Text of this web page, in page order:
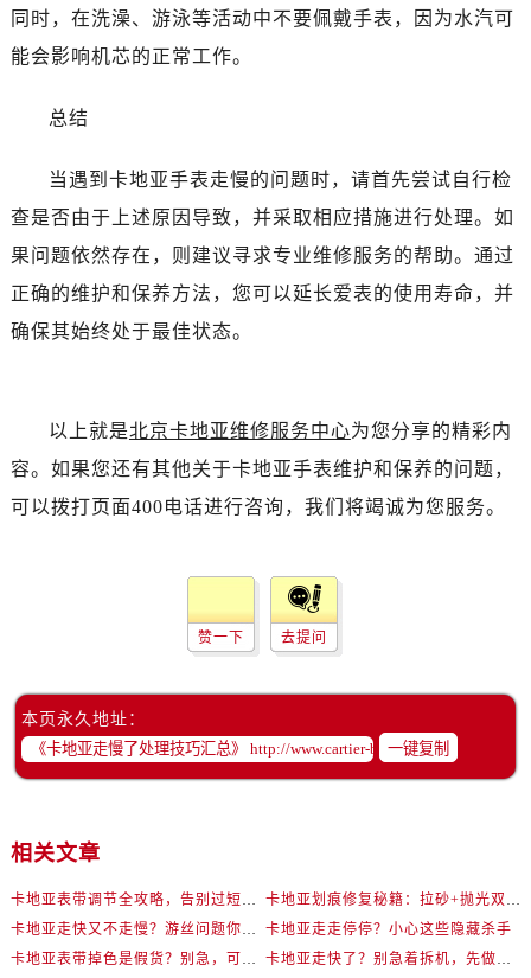
同时，在洗澡、游泳等活动中不要佩戴手表，因为水汽可
能会影响机芯的正常工作。
总结
当遇到卡地亚手表走慢的问题时，请首先尝试自行检
查是否由于上述原因导致，并采取相应措施进行处理。如
果问题依然存在，则建议寻求专业维修服务的帮助。通过
正确的维护和保养方法，您可以延长爱表的使用寿命，并
确保其始终处于最佳状态。
以上就是北京卡地亚维修服务中心为您分享的精彩内
容。如果您还有其他关于卡地亚手表维护和保养的问题，
可以拨打页面400电话进行咨询，我们将竭诚为您服务。
赞一下 去提问
本页永久地址：
一键复制
相关文章
卡地亚表带调节全攻略，告别过短烦恼
卡地亚划痕修复秘籍：拉砂+抛光双工艺还原如新
卡地亚走快又不走慢？游丝问题你了解多少？
卡地亚走走停停？小心这些隐藏杀手
卡地亚表带掉色是假货？别急，可能是这些日常习惯惹的祸
卡地亚走快了？别急着拆机，先做这一步